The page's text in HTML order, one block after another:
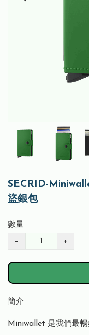
SECRID-
盜銀包
數量
− +
簡介
Miniwallet 是我們最暢